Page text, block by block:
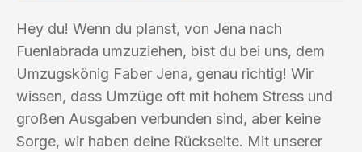
Hey du! Wenn du planst, von Jena nach
Fuenlabrada umzuziehen, bist du bei uns, dem
Umzugskönig Faber Jena, genau richtig! Wir
wissen, dass Umzüge oft mit hohem Stress und
großen Ausgaben verbunden sind, aber keine
Sorge, wir haben deine Rückseite. Mit unserer